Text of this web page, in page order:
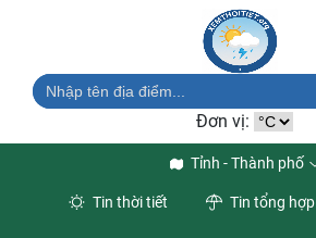
Đơn vị:
Tỉnh - Thành phố
Tin thời tiết Tin tổng hợp